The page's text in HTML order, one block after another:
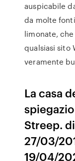
auspicabile
da molte
limonate,
qualsiasi sito
veramente
La casa
Streep.
27/03/
19/04/